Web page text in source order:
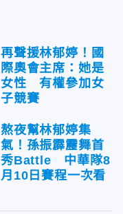
再聲援林郁婷！國
際奧會主席：她是
女性 有權參加女
子競賽
熬夜幫林郁婷集
氣！孫振霹靂舞首
秀Battle 中華隊8
月10日賽程一次看